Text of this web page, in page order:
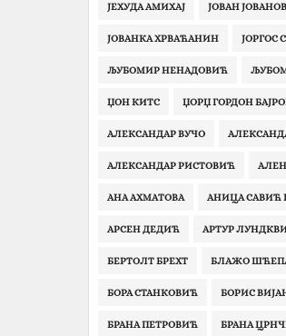
ЈЕХУДА АМИХАЈ ЈОВАН
ЈОВАНКА ХРВАЋАНИН ЈОРГОС
ЉУБОМИР НЕНАДОВИЋ
ЏОН КИТС‎ ЏОРЏ ГОРДОН
АЛЕКСАНДАР ВУЧО
АЛЕКСАНДАР РИСТОВИЋ
АНА АХМАТОВА АНИЦА САВИЋ
АРСЕН ДЕДИЋ АРТУР
БЕРТОЛТ БРЕХТ БЛАЖО
БОРА СТАНКОВИЋ БОРИС
БРАНА ПЕТРОВИЋ БРАНА